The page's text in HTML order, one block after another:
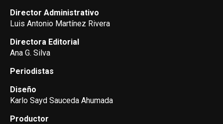
Director Administrativo
Luis Antonio Martínez Rivera
Directora Editorial
Ana G. Silva
Periodistas
Diseño
Karlo Sayd Sauceda Ahumada
Productor